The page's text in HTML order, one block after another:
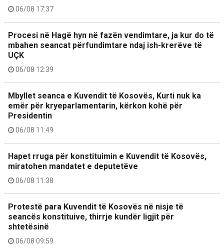
06/08 17:37
Procesi në Hagë hyn në fazën vendimtare, ja kur do të
mbahen seancat përfundimtare ndaj ish-krerëve të
UÇK
06/08 12:39
Mbyllet seanca e Kuvendit të Kosovës, Kurti nuk ka
emër për kryeparlamentarin, kërkon kohë për
Presidentin
06/08 11:49
Hapet rruga për konstituimin e Kuvendit të Kosovës,
miratohen mandatet e deputetëve
06/08 11:38
Protestë para Kuvendit të Kosovës në nisje të
seancës konstituive, thirrje kundër ligjit për
shtetësinë
06/08 09:59